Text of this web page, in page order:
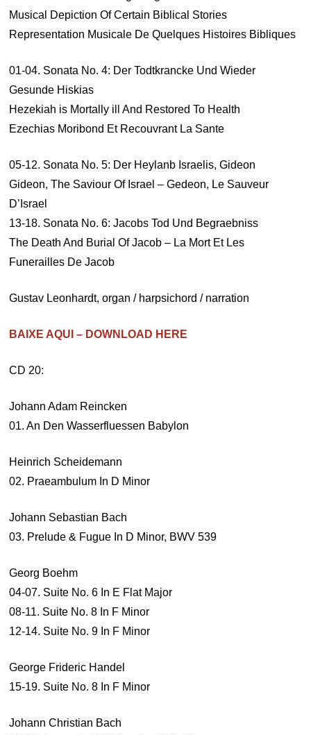
Musical Depiction Of Certain Biblical Stories
Representation Musicale De Quelques Histoires Bibliques
01-04. Sonata No. 4: Der Todtkrancke Und Wieder
Gesunde Hiskias
Hezekiah is Mortally ill And Restored To Health
Ezechias Moribond Et Recouvrant La Sante
05-12. Sonata No. 5: Der Heylanb Israelis, Gideon
Gideon, The Saviour Of Israel – Gedeon, Le Sauveur
D’Israel
13-18. Sonata No. 6: Jacobs Tod Und Begraebniss
The Death And Burial Of Jacob – La Mort Et Les
Funerailles De Jacob
Gustav Leonhardt, organ / harpsichord / narration
BAIXE AQUI – DOWNLOAD HERE
CD 20:
Johann Adam Reincken
01. An Den Wasserfluessen Babylon
Heinrich Scheidemann
02. Praeambulum In D Minor
Johann Sebastian Bach
03. Prelude & Fugue In D Minor, BWV 539
Georg Boehm
04-07. Suite No. 6 In E Flat Major
08-11. Suite No. 8 In F Minor
12-14. Suite No. 9 In F Minor
George Frideric Handel
15-19. Suite No. 8 In F Minor
Johann Christian Bach